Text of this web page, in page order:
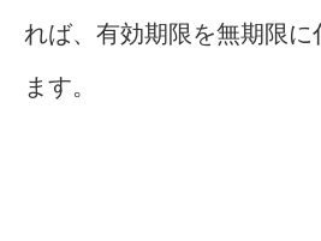
れば、有効期限を無期限に
ます。